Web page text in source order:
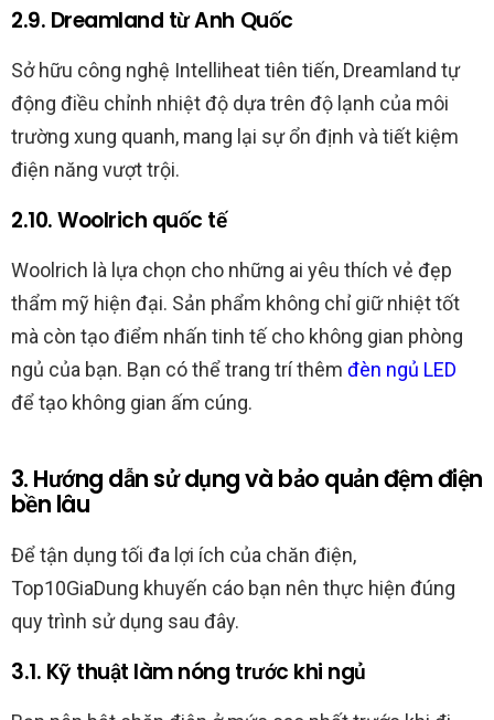
2.9. Dreamland từ Anh Quốc
Sở hữu công nghệ Intelliheat tiên tiến, Dreamland tự
động điều chỉnh nhiệt độ dựa trên độ lạnh của môi
trường xung quanh, mang lại sự ổn định và tiết kiệm
điện năng vượt trội.
2.10. Woolrich quốc tế
Woolrich là lựa chọn cho những ai yêu thích vẻ đẹp
thẩm mỹ hiện đại. Sản phẩm không chỉ giữ nhiệt tốt
mà còn tạo điểm nhấn tinh tế cho không gian phòng
ngủ của bạn. Bạn có thể trang trí thêm đèn ngủ LED
để tạo không gian ấm cúng.
3. Hướng dẫn sử dụng và bảo quản đệm điện
bền lâu
Để tận dụng tối đa lợi ích của chăn điện,
Top10GiaDung khuyến cáo bạn nên thực hiện đúng
quy trình sử dụng sau đây.
3.1. Kỹ thuật làm nóng trước khi ngủ